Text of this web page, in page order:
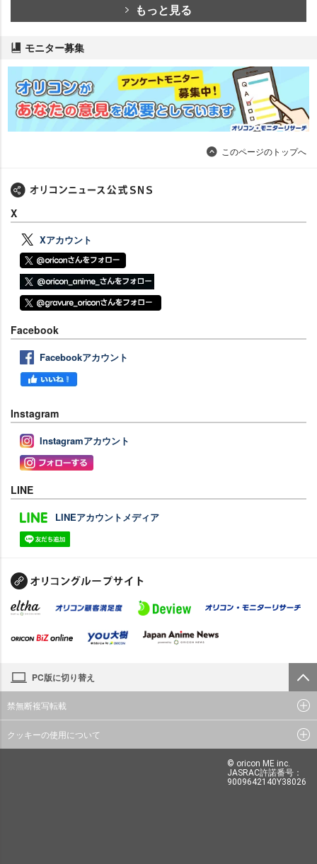
もっと見る
モニター募集
このページのトップへ
X
Xアカウント
Facebook
Facebookアカウント
Instagram
Instagramアカウント
LINE
LINEアカウントメディア
PC版に切り替え
禁無断複写転載
クッキーの使用について
© oricon ME inc.
JASRAC許諾番号：
9009642140Y38026